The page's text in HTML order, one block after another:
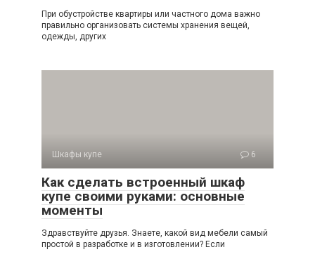
При обустройстве квартиры или частного дома важно
правильно организовать системы хранения вещей,
одежды, других
Шкафы купе 6
Как сделать встроенный шкаф
купе своими руками: основные
моменты
Здравствуйте друзья. Знаете, какой вид мебели самый
простой в разработке и в изготовлении? Если